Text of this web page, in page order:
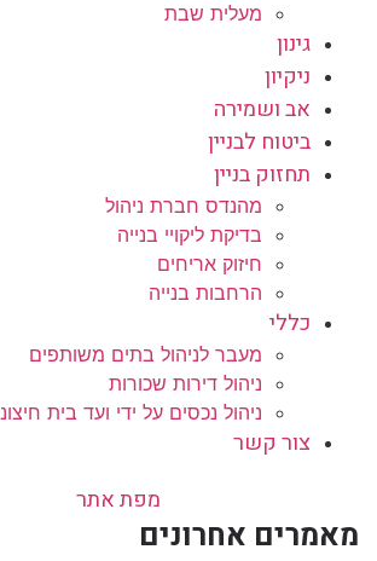
מעלית שבת
גינון
ניקיון
אב ושמירה
ביטוח לבניין
תחזוק בניין
מהנדס חברת ניהול
בדיקת ליקויי בנייה
חיזוק אריחים
הרחבות בנייה
כללי
מעבר לניהול בתים משותפים
ניהול דירות שכורות
ניהול נכסים על ידי ועד בית חיצוני
צור קשר
מפת אתר
מאמרים אחרונים